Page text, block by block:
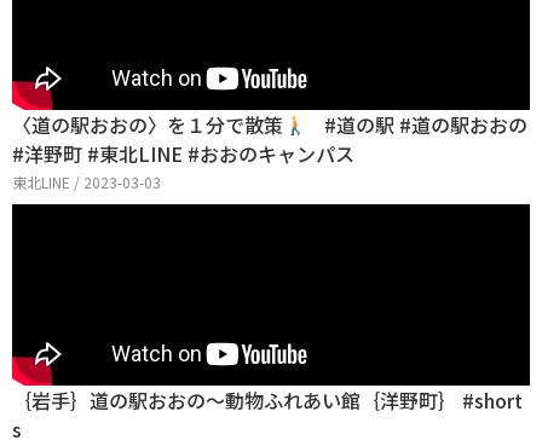
〈道の駅おおの〉を１分で散策
#道の駅 #道の駅おおの
#洋野町 #東北LINE #おおのキャンパス
東北LINE / 2023-03-03
｛岩手｝道の駅おおの〜動物ふれあい館｛洋野町｝ #short
s